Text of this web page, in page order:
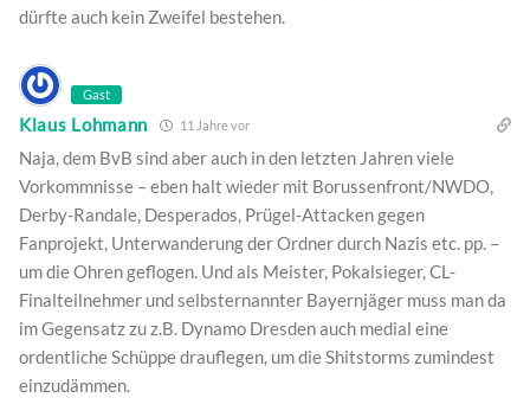
dürfte auch kein Zweifel bestehen.
Gast
Klaus Lohmann 11 Jahre vor
Naja, dem BvB sind aber auch in den letzten Jahren viele
Vorkommnisse – eben halt wieder mit Borussenfront/NWDO,
Derby-Randale, Desperados, Prügel-Attacken gegen
Fanprojekt, Unterwanderung der Ordner durch Nazis etc. pp. –
um die Ohren geflogen. Und als Meister, Pokalsieger, CL-
Finalteilnehmer und selbsternannter Bayernjäger muss man da
im Gegensatz zu z.B. Dynamo Dresden auch medial eine
ordentliche Schüppe drauflegen, um die Shitstorms zumindest
einzudämmen.